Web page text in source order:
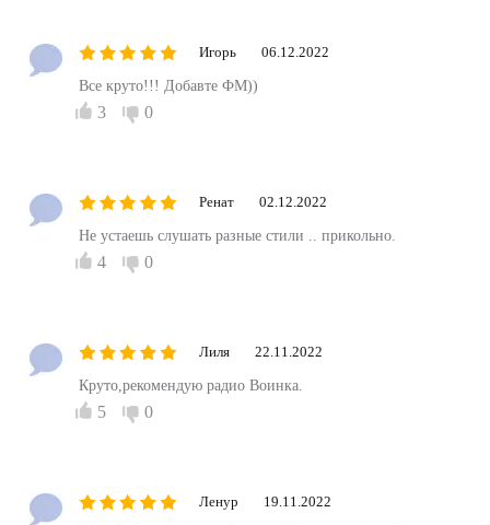
Игорь 06.12.2022
Все круто!!! Добавте ФМ))
3 0
Ренат 02.12.2022
Не устаешь слушать разные стили .. прикольно.
4 0
Лиля 22.11.2022
Круто,рекомендую радио Воинка.
5 0
Ленур 19.11.2022